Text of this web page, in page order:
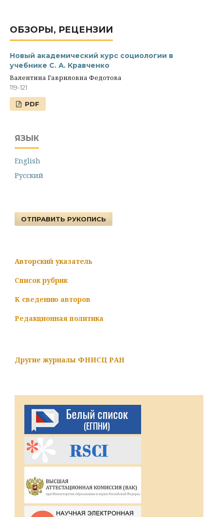
ОБЗОРЫ, РЕЦЕНЗИИ
Новый академический курс социологии в
учебнике C. А. Кравченко
Валентина Гавриловна Федотова
119-121
PDF
ЯЗЫК
English
Русский
ОТПРАВИТЬ РУКОПИСЬ
Авторский указатель
Список рубрик
К сведению авторов
Редакционная политика
Другие журналы ФНИСЦ РАН